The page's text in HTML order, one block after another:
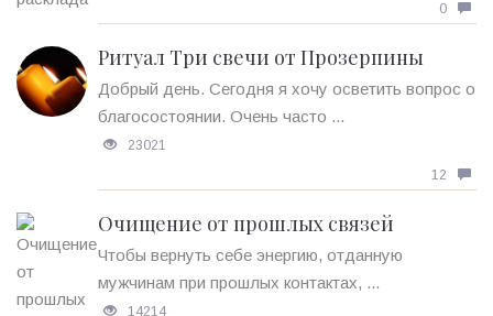
0
Ритуал Три свечи от Прозерпины
Добрый день. Сегодня я хочу осветить вопрос о
благосостоянии. Очень часто ...
23021
12
Очищение от прошлых связей
Чтобы вернуть себе энергию, отданную
мужчинам при прошлых контактах, ...
14214